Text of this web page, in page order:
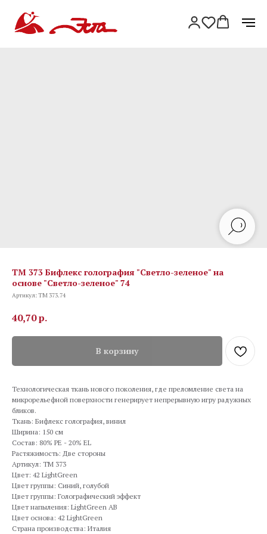
TM 373 Бифлекс голография "Светло-зеленое" на
основе "Cветло-зеленое" 74
Артикул:TM 373.74
40,70р.
В корзину
Технологическая ткань нового поколения, где преломление света на
микрорельефной поверхности генерирует непрерывную игру радужных
бликов.
Ткань: Бифлекс голография, винил
Ширина: 150 см
Состав: 80% PE - 20% EL
Растяжимость: Две стороны
Артикул: TM 373
Цвет: 42 LightGreen
Цвет группы: Синий, голубой
Цвет группы: Голографический эффект
Цвет напыления: LightGreen AB
Цвет основа: 42 LightGreen
Страна производства: Италия